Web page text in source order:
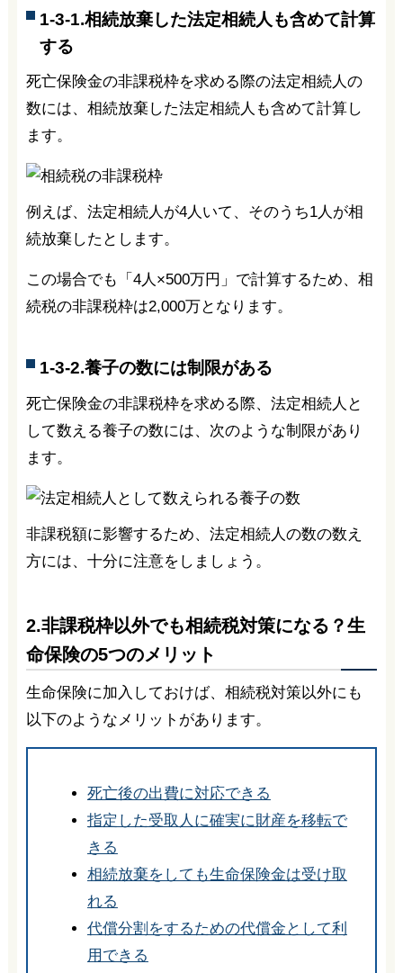
1-3-1.相続放棄した法定相続人も含めて計算
する
死亡保険金の非課税枠を求める際の法定相続人の
数には、相続放棄した法定相続人も含めて計算し
ます。
例えば、法定相続人が4人いて、そのうち1人が相
続放棄したとします。
この場合でも「4人×500万円」で計算するため、相
続税の非課税枠は2,000万となります。
1-3-2.養子の数には制限がある
死亡保険金の非課税枠を求める際、法定相続人と
して数える養子の数には、次のような制限があり
ます。
非課税額に影響するため、法定相続人の数の数え
方には、十分に注意をしましょう。
2.非課税枠以外でも相続税対策になる？生
命保険の5つのメリット
生命保険に加入しておけば、相続税対策以外にも
以下のようなメリットがあります。
死亡後の出費に対応できる
指定した受取人に確実に財産を移転で
きる
相続放棄をしても生命保険金は受け取
れる
代償分割をするための代償金として利
用できる